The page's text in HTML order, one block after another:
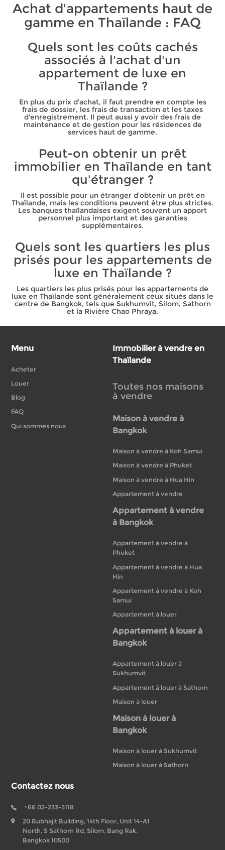
Achat d'appartements haut de
gamme en Thaïlande : FAQ
Quels sont les coûts cachés
associés à l'achat d'un
appartement de luxe en
Thaïlande ?
En plus du prix d'achat, il faut prendre en compte les
frais de dossier, les frais de transaction et les taxes
d'enregistrement. Il peut aussi y avoir des frais de
maintenance et de gestion pour les résidences de
services haut de gamme.
Peut-on obtenir un prêt
immobilier en Thaïlande en tant
qu'étranger ?
Il est possible pour un étranger d'obtenir un prêt en
Thaïlande, mais les conditions peuvent être plus strictes.
Les banques thaïlandaises exigent souvent un apport
personnel plus important et des garanties
supplémentaires.
Quels sont les quartiers les plus
prisés pour les appartements de
luxe en Thaïlande ?
Les quartiers les plus prisés pour les appartements de
luxe en Thaïlande sont généralement ceux situés dans le
centre de Bangkok, tels que Sukhumvit, Silom, Sathorn
et la Rivière Chao Phraya.
Menu
Acheter
Louer
Blog
FAQ
Qui sommes nous
Immobilier à vendre en
Thaïlande
Toutes nos maisons
à vendre
Maison à vendre à
Bangkok
Maison à vendre à Koh Samui
Maison à vendre à Phuket
Maison à vendre à Hua Hin
Appartement à vendre
Appartement à vendre
à Bangkok
Appartement à vendre à
Phuket
Appartement à vendre à Hua
Hin
Appartement à vendre à Koh
Samui
Appartement à louer
Appartement à louer à
Bangkok
Appartement à louer à
Sukhumvit
Appartement à louer à Sathorn
Maison à louer
Maison à louer à
Bangkok
Maison à louer à Sukhumvit
Maison à louer à Sathorn
Contactez nous
+66 02-233-5118
20 Bubhajit Building, 14th Floor, Unit 14-A1
North, S Sathorn Rd, Silom, Bang Rak,
Bangkok 10500